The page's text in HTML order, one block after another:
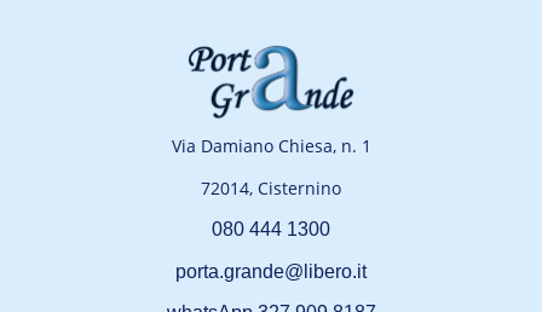
Via Damiano Chiesa, n. 1
72014, Cisternino
080 444 1300
porta.grande@libero.it